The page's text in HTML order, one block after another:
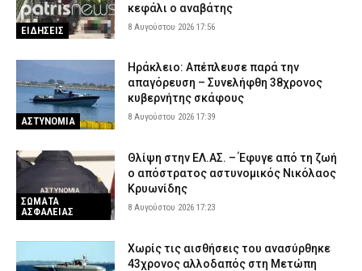
ΕΙΔΗΣΕΙΣ
κεφάλι ο αναβάτης
8 Αυγούστου 2026 17:56
ΑΣΤΥΝΟΜΙΑ
Ηράκλειο: Απέπλευσε παρά την
απαγόρευση – Συνελήφθη 38χρονος
κυβερνήτης σκάφους
8 Αυγούστου 2026 17:39
ΣΩΜΑΤΑ
ΑΣΦΑΛΕΙΑΣ
Θλίψη στην ΕΛ.ΑΣ. – Έφυγε από τη ζωή
ο απόστρατος αστυνομικός Νικόλαος
Κρυωνίδης
8 Αυγούστου 2026 17:23
Χωρίς τις αισθήσεις του ανασύρθηκε
43χρονος αλλοδαπός στη Μετώπη